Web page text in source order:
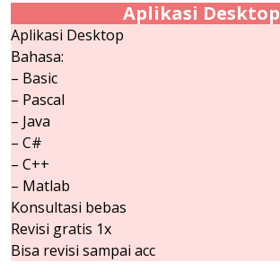
Aplikasi Desktop
Aplikasi Desktop
Bahasa:
– Basic
– Pascal
– Java
– C#
– C++
– Matlab
Konsultasi bebas
Revisi gratis 1x
Bisa revisi sampai acc